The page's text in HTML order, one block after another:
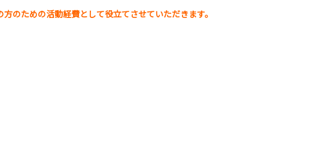
のための活動経費として役立てさせていただきます。